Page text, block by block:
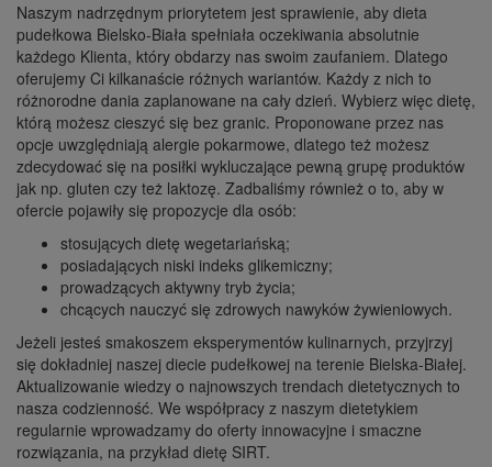
Naszym nadrzędnym priorytetem jest sprawienie, aby dieta
pudełkowa Bielsko-Biała spełniała oczekiwania absolutnie
każdego Klienta, który obdarzy nas swoim zaufaniem. Dlatego
oferujemy Ci kilkanaście różnych wariantów. Każdy z nich to
różnorodne dania zaplanowane na cały dzień. Wybierz więc dietę,
którą możesz cieszyć się bez granic. Proponowane przez nas
opcje uwzględniają alergie pokarmowe, dlatego też możesz
zdecydować się na posiłki wykluczające pewną grupę produktów
jak np. gluten czy też laktozę. Zadbaliśmy również o to, aby w
ofercie pojawiły się propozycje dla osób:
stosujących dietę wegetariańską;
posiadających niski indeks glikemiczny;
prowadzących aktywny tryb życia;
chcących nauczyć się zdrowych nawyków żywieniowych.
Jeżeli jesteś smakoszem eksperymentów kulinarnych, przyjrzyj
się dokładniej naszej diecie pudełkowej na terenie Bielska-Białej.
Aktualizowanie wiedzy o najnowszych trendach dietetycznych to
nasza codzienność. We współpracy z naszym dietetykiem
regularnie wprowadzamy do oferty innowacyjne i smaczne
rozwiązania, na przykład dietę SIRT.